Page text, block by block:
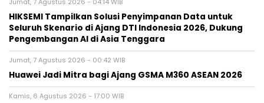
Jumat, 7 Agustus 2026 - 04:14 WIB
HIKSEMI Tampilkan Solusi Penyimpanan Data untuk
Seluruh Skenario di Ajang DTI Indonesia 2026, Dukung
Pengembangan AI di Asia Tenggara
Jumat, 7 Agustus 2026 - 00:42 WIB
Huawei Jadi Mitra bagi Ajang GSMA M360 ASEAN 2026
Kamis, 6 Agustus 2026 - 17:00 WIB